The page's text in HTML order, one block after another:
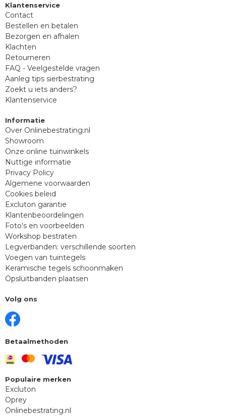
Klantenservice
Contact
Bestellen en betalen
Bezorgen en afhalen
Klachten
Retourneren
FAQ - Veelgestelde vragen
Aanleg tips sierbestrating
Zoekt u iets anders?
Klantenservice
Informatie
Over Onlinebestrating.nl
Showroom
Onze online tuinwinkels
Nuttige informatie
Privacy Policy
Algemene voorwaarden
Cookies beleid
Excluton garantie
Klantenbeoordelingen
Foto's en voorbeelden
Workshop bestraten
Legverbanden: verschillende soorten
Voegen van tuintegels
Keramische tegels schoonmaken
Opsluitbanden plaatsen
Volg ons
Betaalmethoden
Populaire merken
Excluton
Oprey
Onlinebestrating.nl